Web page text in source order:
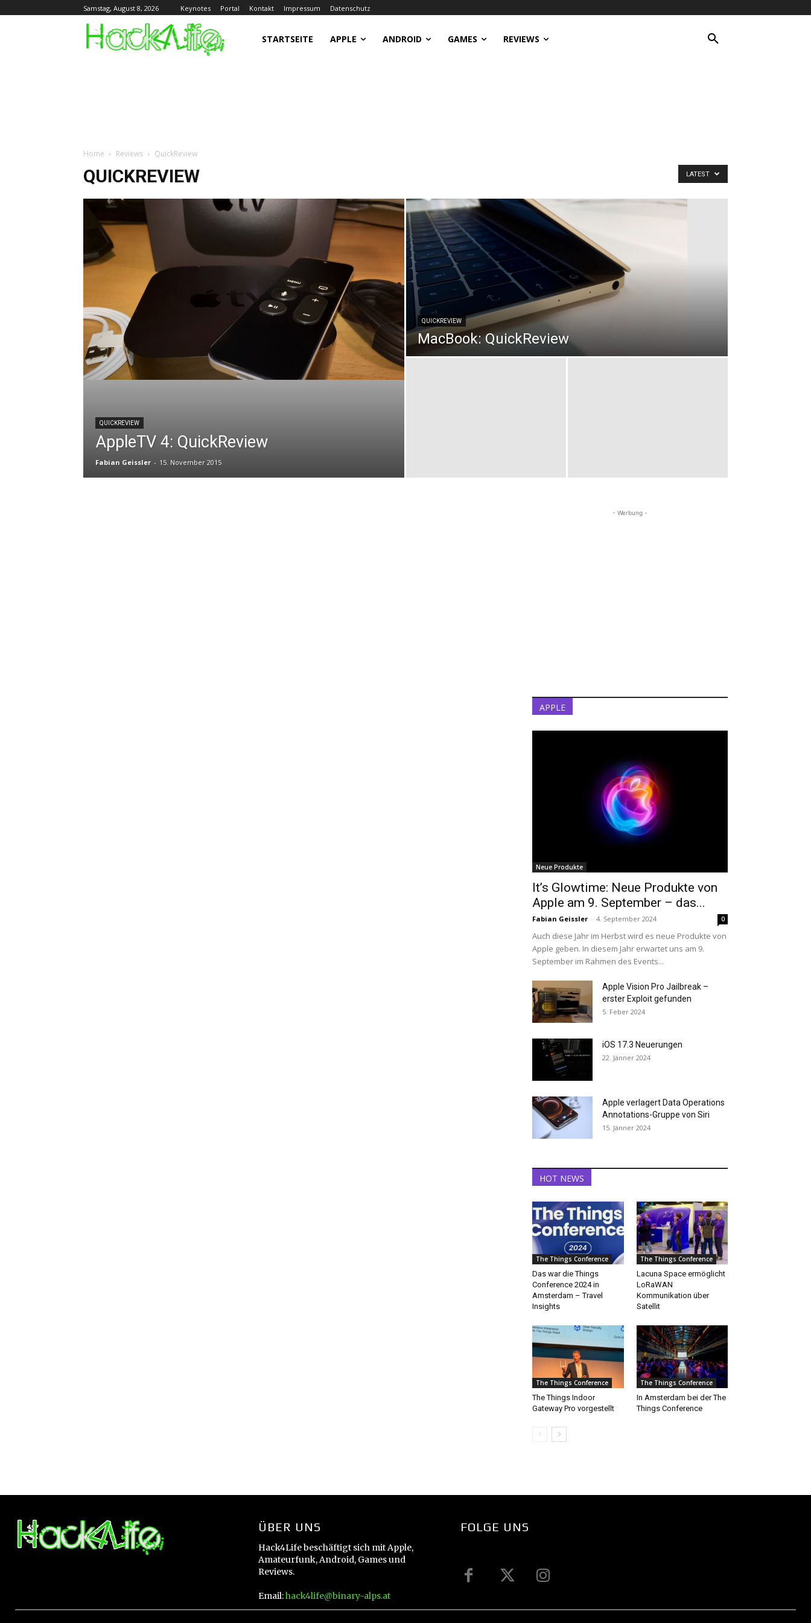
Samstag, August 8, 2026 Keynotes Portal Kontakt Impressum Datenschutz
STARTSEITE APPLE ANDROID GAMES REVIEWS
Home Reviews QuickReview
QUICKREVIEW LATEST
QUICKREVIEW
AppleTV 4: QuickReview
Fabian Geissler - 15. November 2015
QUICKREVIEW
MacBook: QuickReview
- Werbung -
APPLE
Neue Produkte
It’s Glowtime: Neue Produkte von
Apple am 9. September – das...
Fabian Geissler - 4. September 2024 0
Auch diese Jahr im Herbst wird es neue Produkte von
Apple geben. In diesem Jahr erwartet uns am 9.
September im Rahmen des Events...
Apple Vision Pro Jailbreak –
erster Exploit gefunden
5. Feber 2024
iOS 17.3 Neuerungen
22. Jänner 2024
Apple verlagert Data Operations
Annotations-Gruppe von Siri
15. Jänner 2024
HOT NEWS
The Things Conference
Das war die Things
Conference 2024 in
Amsterdam – Travel
Insights
The Things Conference
Lacuna Space ermöglicht
LoRaWAN
Kommunikation über
Satellit
The Things Conference
The Things Indoor
Gateway Pro vorgestellt
The Things Conference
In Amsterdam bei der The
Things Conference
ÜBER UNS
Hack4Life beschäftigt sich mit Apple,
Amateurfunk, Android, Games und
Reviews.
Email:hack4life@binary-alps.at
FOLGE UNS